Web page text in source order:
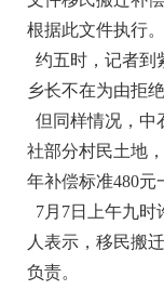
根据此文件执行。
约五时，记者到
乡长不在为由拒
但同样情况，中
社部分村民土地
年补偿标准480元
7月7日上午九时
人表示，移民搬
负责。